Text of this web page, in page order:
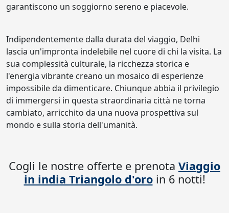
garantiscono un soggiorno sereno e piacevole.
Indipendentemente dalla durata del viaggio, Delhi
lascia un'impronta indelebile nel cuore di chi la visita. La
sua complessità culturale, la ricchezza storica e
l'energia vibrante creano un mosaico di esperienze
impossibile da dimenticare. Chiunque abbia il privilegio
di immergersi in questa straordinaria città ne torna
cambiato, arricchito da una nuova prospettiva sul
mondo e sulla storia dell'umanità.
Cogli le nostre offerte e prenota Viaggio
in india Triangolo d'oroin 6 notti!